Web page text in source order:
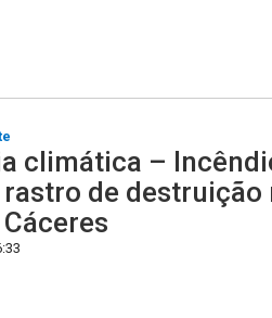
climática –
de destruição